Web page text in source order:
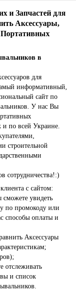
и Запчастей для
Аксессуары,
в
для
информативный,
сайт по
У нас Вы
и по всей Украине.
строительной
сотрудничества!:)
с сайтом:
увидеть
по промокоду или
способы оплаты и
Аксессуары
отслеживать
и список